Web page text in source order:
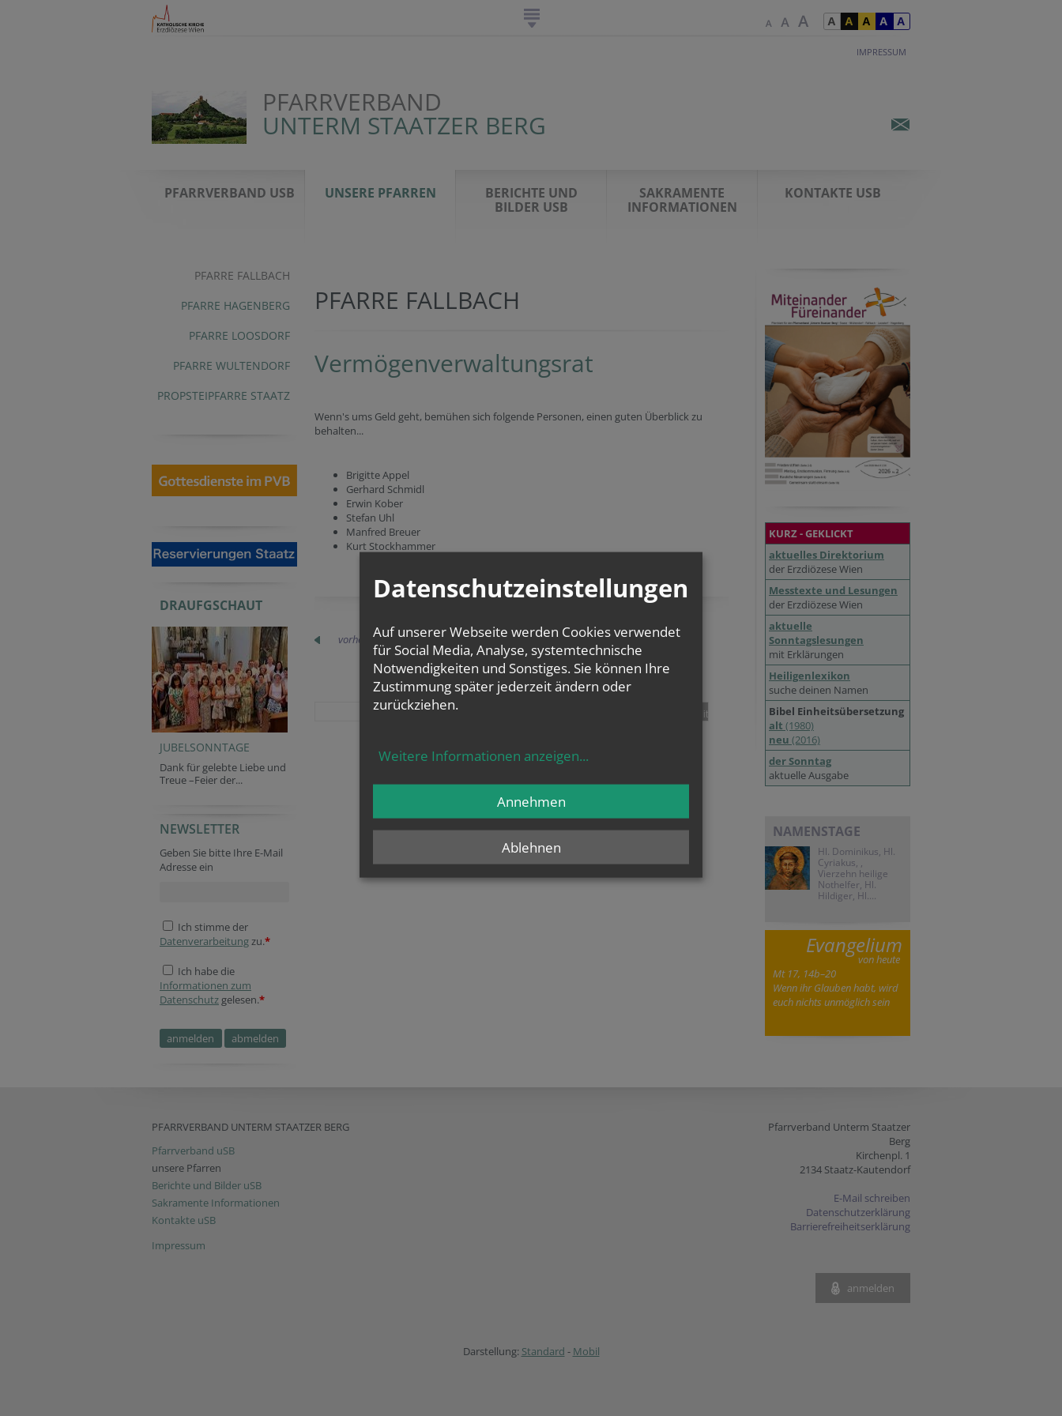
IMPRESSUM
PFARRVERBAND
UNTERM STAATZER BERG
PFARRVERBAND USB UNSERE PFARREN
BERICHTE UND
BILDER USB
SAKRAMENTE
INFORMATIONEN
KONTAKTE USB
PFARRE FALLBACH
PFARRE HAGENBERG
PFARRE LOOSDORF
PFARRE WULTENDORF
PROPSTEIPFARRE STAATZ
DRAUFGSCHAUT
JUBELSONNTAGE
Dank für gelebte Liebe und
Treue –Feier der...
Homepage
Website
Secondary phone
Security token
Session ID
Security token
NEWSLETTER
Geben Sie bitte Ihre E-Mail
Adresse ein
Ich stimme der
Datenverarbeitungzu.*
Ich habe die
Informationen zum
Datenschutz gelesen.*
PFARRE FALLBACH
Vermögenverwaltungsrat
Wenn's ums Geld geht, bemühen sich folgende Personen, einen guten Überblick zu
behalten...
Brigitte Appel
Gerhard Schmidl
Erwin Kober
Stefan Uhl
Manfred Breuer
Kurt Stockhammer
vorherige
pin it
KURZ - GEKLICKT
aktuelles Direktorium
der Erzdiözese Wien
Messtexte und Lesungen
der Erzdiözese Wien
aktuelle
Sonntagslesungen
mit Erklärungen
Heiligenlexikon
suche deinen Namen
Bibel Einheitsübersetzung
alt (1980)
neu (2016)
der Sonntag
aktuelle Ausgabe
NAMENSTAGE
Hl. Dominikus, Hl.
Cyriakus, ,
Vierzehn heilige
Nothelfer, Hl.
Hildiger, Hl....
Evangelium
von heute
Mt 17, 14b–20
Wenn ihr Glauben habt, wird
euch nichts unmöglich sein
PFARRVERBAND UNTERM STAATZER BERG
Pfarrverband uSB
unsere Pfarren
Berichte und Bilder uSB
Sakramente Informationen
Kontakte uSB
Impressum
Pfarrverband Unterm Staatzer
Berg
Kirchenpl. 1
2134 Staatz-Kautendorf
E-Mail schreiben
Datenschutzerklärung
Barrierefreiheitserklärung
anmelden
Darstellung: Standard - Mobil
Datenschutzeinstellungen
Auf unserer Webseite werden Cookies verwendet
für Social Media, Analyse, systemtechnische
Notwendigkeiten und Sonstiges. Sie können Ihre
Zustimmung später jederzeit ändern oder
zurückziehen.
Weitere Informationen anzeigen...
Ablehnen
Annehmen